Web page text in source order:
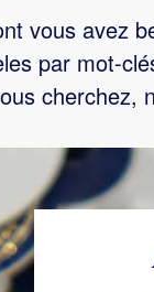
vous avez
par mot-
cherchez,